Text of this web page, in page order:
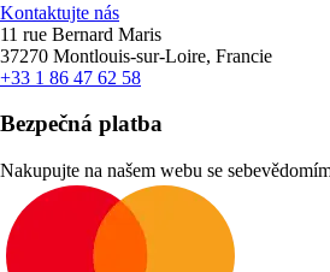
Kontaktujte nás
11 rue Bernard Maris
37270 Montlouis-sur-Loire, Francie
+33 1 86 47 62 58
Bezpečná platba
Nakupujte na našem webu se